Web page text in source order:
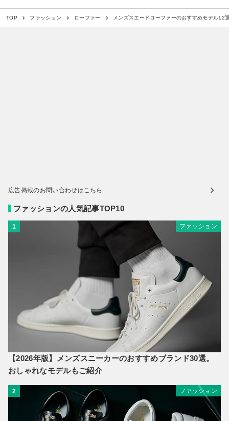
TOP ファッション ローファー メンズスエードローファーのおすすめモデル12
広告掲載のお問い合わせはこちら
ファッションの人気記事TOP10
1 ファッション
【2026年版】メンズスニーカーのおすすめブランド30選。
おしゃれなモデルもご紹介
2 ファッション